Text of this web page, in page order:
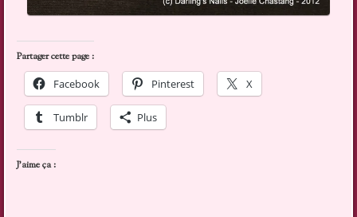
Partager cette page :
Facebook
Pinterest X
Tumblr Plus
J’aime ça :